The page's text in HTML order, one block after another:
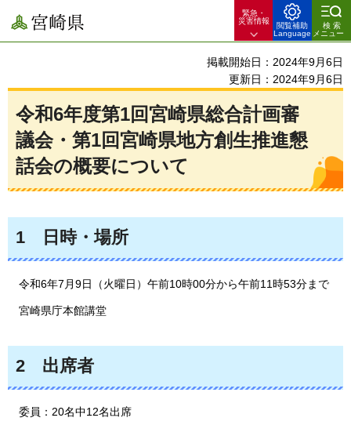
宮崎県
緊急・
災害情報
閲覧補助
Language
検索
メニュー
掲載開始日：2024年9月6日
更新日：2024年9月6日
令和6年度第1回宮崎県総合計画審
議会・第1回宮崎県地方創生推進懇
話会の概要について
1 日時・場所
令和6年7月9日（火曜日）午前10時00分から午前11時53分まで
宮崎県庁本館講堂
2 出席者
委員：20名中12名出席